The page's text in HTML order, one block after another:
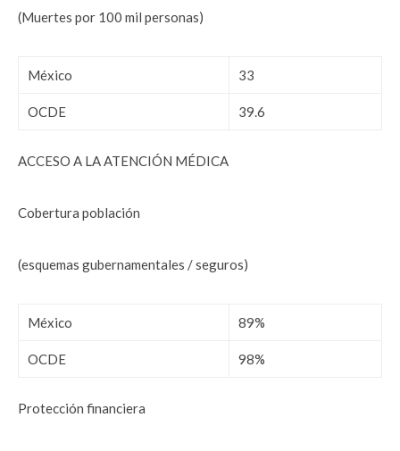
(Muertes por 100 mil personas)
México 33
OCDE 39.6
ACCESO A LA ATENCIÓN MÉDICA
Cobertura población
(esquemas gubernamentales / seguros)
México 89%
OCDE 98%
Protección financiera